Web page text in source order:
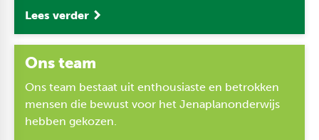
Lees verder
Ons team
Ons team bestaat uit enthousiaste en betrokken
mensen die bewust voor het Jenaplanonderwijs
hebben gekozen.